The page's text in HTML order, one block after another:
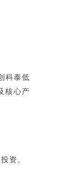
科泰低
核心产
资。